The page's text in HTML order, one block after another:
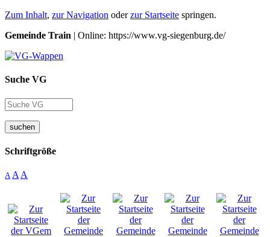
Zum Inhalt, zur Navigation oderzur Startseite springen.
Gemeinde Train | Online: https://www.vg-siegenburg.de/
Suche VG
suchen
Schriftgröße
A A A